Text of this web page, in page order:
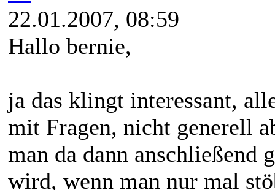
22.01.2007, 08:59
Hallo bernie,
ja das klingt interessant,
mit Fragen, nicht generell
man da dann anschließend
wird, wenn man nur mal